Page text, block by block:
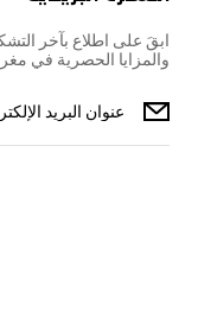
ابقَ على اطلاع بآخر
والمزايا الحصرية في